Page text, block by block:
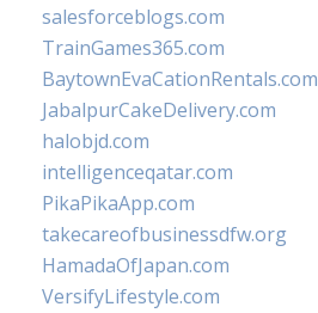
salesforceblogs.com
TrainGames365.com
BaytownEvaCationRentals.com
JabalpurCakeDelivery.com
halobjd.com
intelligenceqatar.com
PikaPikaApp.com
takecareofbusinessdfw.org
HamadaOfJapan.com
VersifyLifestyle.com